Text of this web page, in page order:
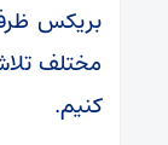
بریکس
مختلف
کنیم.